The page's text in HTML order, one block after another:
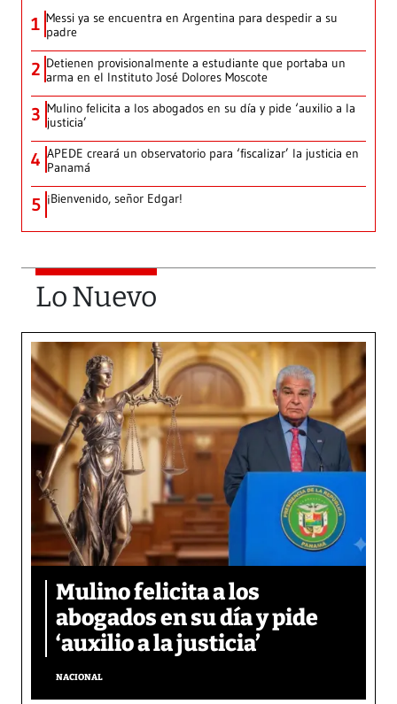
1 Messi ya se encuentra en Argentina para despedir a su
padre
2 Detienen provisionalmente a estudiante que portaba un
arma en el Instituto José Dolores Moscote
3 Mulino felicita a los abogados en su día y pide ‘auxilio a la
justicia’
4 APEDE creará un observatorio para ‘fiscalizar’ la justicia en
Panamá
5 ¡Bienvenido, señor Edgar!
Lo Nuevo
Mulino felicita a los
abogados en su día y pide
‘auxilio a la justicia’
NACIONAL